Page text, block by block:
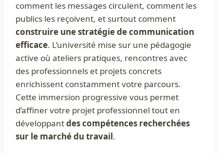
comment les messages circulent, comment les
publics les reçoivent, et surtout comment
construire une stratégie de communication
efficace. L’université mise sur une pédagogie
active où ateliers pratiques, rencontres avec
des professionnels et projets concrets
enrichissent constamment votre parcours.
Cette immersion progressive vous permet
d’affiner votre projet professionnel tout en
développantdes compétences recherchées
sur le marché du travail.